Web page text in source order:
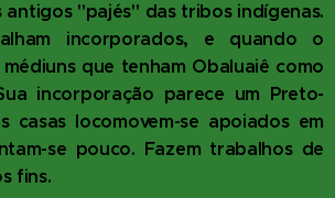
antigos "pajés" das tribos indígenas.
incorporados, e quando o
que tenham Obaluaiê como
incorporação parece um Preto-
casas locomovem-se apoiados em
se pouco. Fazem trabalhos de
fins.